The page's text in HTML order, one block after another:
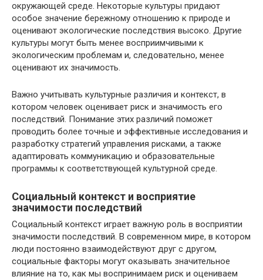
окружающей среде. Некоторые культуры придают
особое значение бережному отношению к природе и
оценивают экологические последствия высоко. Другие
культуры могут быть менее восприимчивыми к
экологическим проблемам и, следовательно, менее
оценивают их значимость.
Важно учитывать культурные различия и контекст, в
котором человек оценивает риск и значимость его
последствий. Понимание этих различий поможет
проводить более точные и эффективные исследования и
разработку стратегий управления рисками, а также
адаптировать коммуникацию и образовательные
программы к соответствующей культурной среде.
Социальный контекст и восприятие
значимости последствий
Социальный контекст играет важную роль в восприятии
значимости последствий. В современном мире, в котором
люди постоянно взаимодействуют друг с другом,
социальные факторы могут оказывать значительное
влияние на то, как мы воспринимаем риск и оцениваем